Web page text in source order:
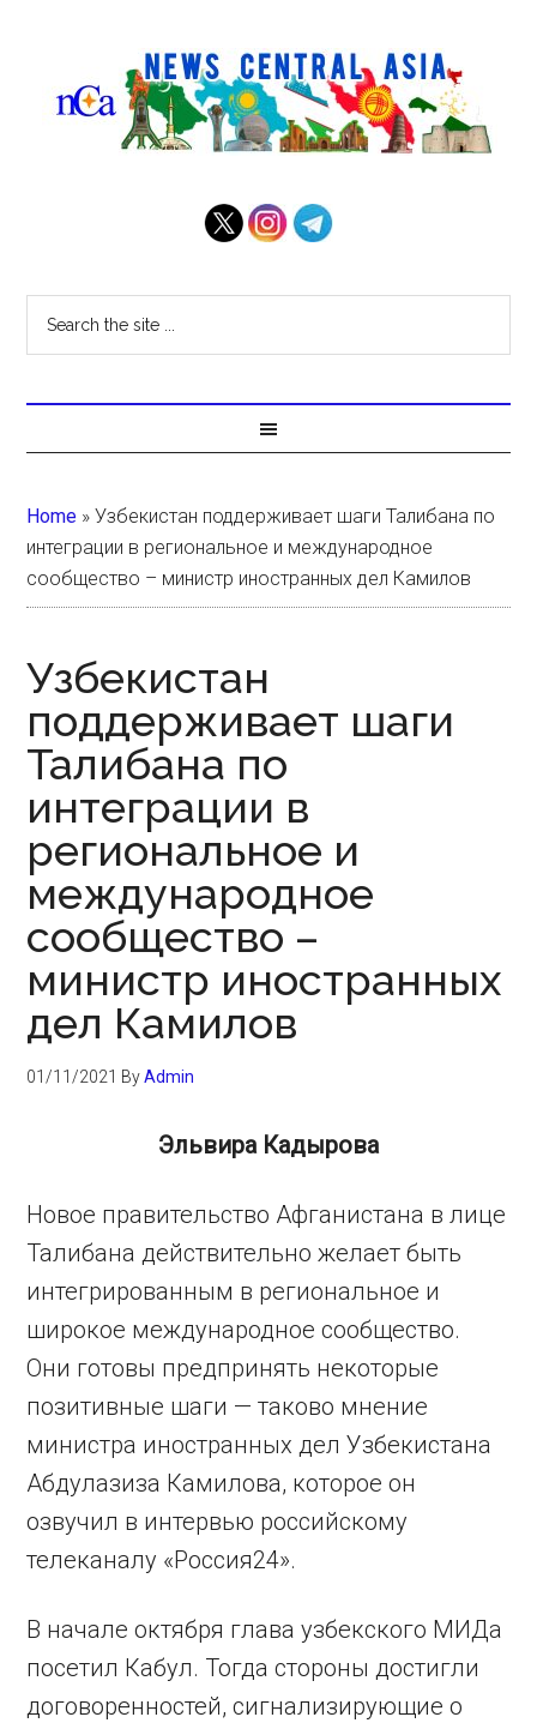
Home »Узбекистан поддерживает шаги Талибана по
интеграции в региональное и международное
сообщество – министр иностранных дел Камилов
Узбекистан
поддерживает шаги
Талибана по
интеграции в
региональное и
международное
сообщество –
министр иностранных
дел Камилов
01/11/2021 ByAdmin
Эльвира Кадырова
Новое правительство Афганистана в лице
Талибана действительно желает быть
интегрированным в региональное и
широкое международное сообщество.
Они готовы предпринять некоторые
позитивные шаги — таково мнение
министра иностранных дел Узбекистана
Абдулазиза Камилова, которое он
озвучил в интервью российскому
телеканалу «Россия24».
В начале октября глава узбекского МИДа
посетил Кабул. Тогда стороны достигли
договоренностей, сигнализирующие о